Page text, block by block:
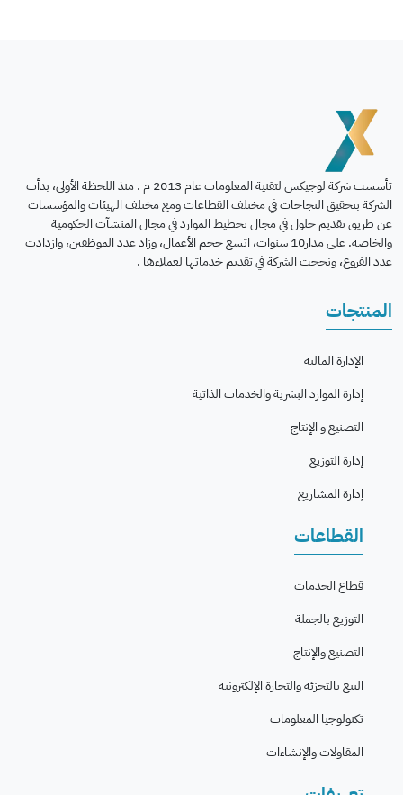
تأسست شركة لوجيكس لتقنية المعلومات عام 2013 م . منذ اللحظة الأولى، بدأت
الشركة بتحقيق النجاحات في مختلف القطاعات ومع مختلف الهيئات والمؤسسات
عن طريق تقديم حلول في مجال تخطيط الموارد في مجال المنشآت الحكومية
والخاصة. على مدار10 سنوات، اتسع حجم الأعمال، وزاد عدد الموظفين، وازدادت
عدد الفروع، ونجحت الشركة في تقديم خدماتها لعملاءها .
المنتجات
الإدارة المالية
إدارة الموارد البشرية والخدمات الذاتية
التصنيع و الإنتاج
إدارة التوزيع
إدارة المشاريع
القطاعات
قطاع الخدمات
التوزيع بالجملة
التصنيع والإنتاج
البيع بالتجزئة والتجارة الإلكترونية
تكنولوجيا المعلومات
المقاولات والإنشاءات